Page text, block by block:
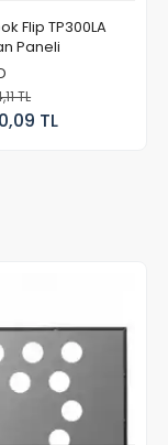
Flip TP300LA
Paneli
TL
TL